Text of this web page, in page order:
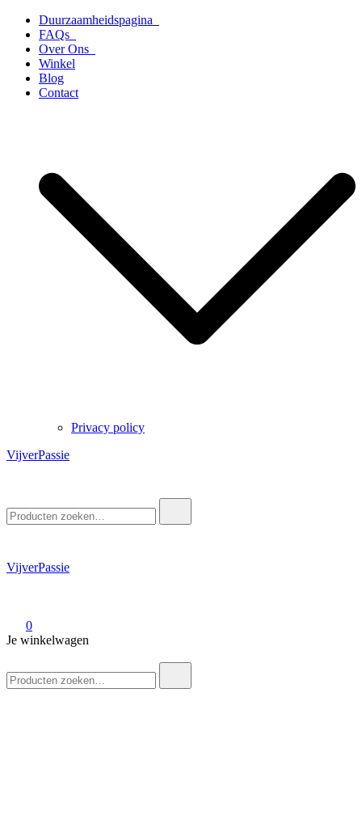
naar
inhoud
Duurzaamheidspagina
FAQs
Over Ons
Winkel
Blog
Contact
Privacy policy
VijverPassie
naar:
VijverPassie
0
Je winkelwagen
naar: